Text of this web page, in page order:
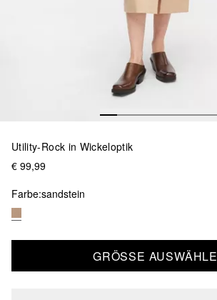
Utility-Rock in Wickeloptik
€ 99,99
Farbe:sandstein
GRÖSSE AUSWÄHLEN